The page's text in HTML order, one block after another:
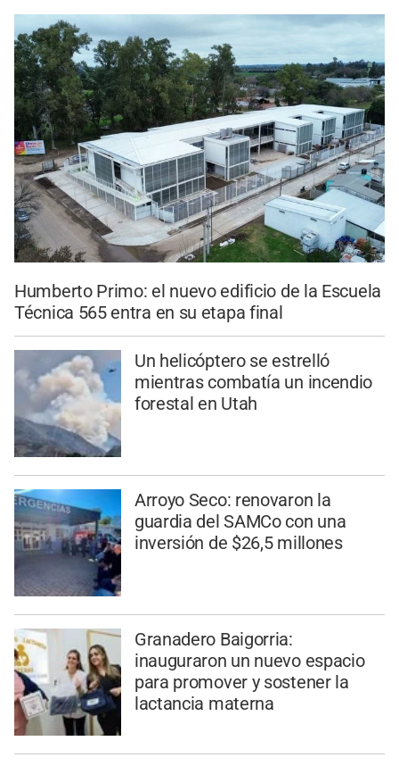
Humberto Primo: el nuevo edificio de la Escuela
Técnica 565 entra en su etapa final
Un helicóptero se estrelló
mientras combatía un incendio
forestal en Utah
Arroyo Seco: renovaron la
guardia del SAMCo con una
inversión de $26,5 millones
Granadero Baigorria:
inauguraron un nuevo espacio
para promover y sostener la
lactancia materna